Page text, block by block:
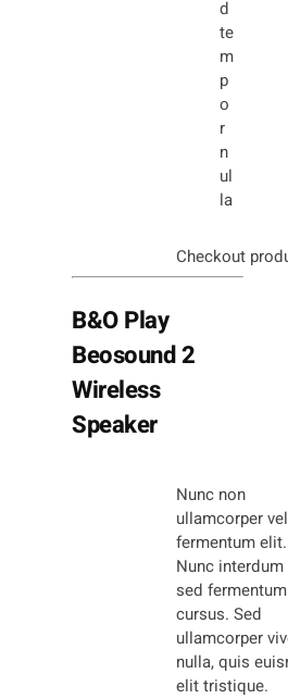
d
te
m
p
o
r
n
ul
la
Checkout
B&O Play
Beosound 2
Wireless
Speaker
Nunc non
ullamcorper
fermentum elit.
Nunc interdum
sed fermentum
cursus. Sed
ullamcorper
nulla, quis
elit tristique.